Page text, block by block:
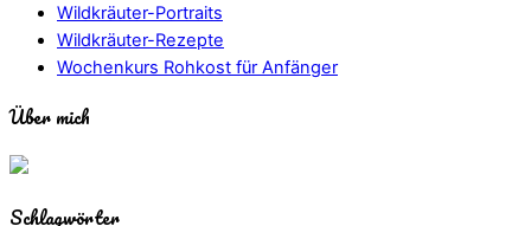
Wildkräuter-Portraits
Wildkräuter-Rezepte
Wochenkurs Rohkost für Anfänger
Über mich
Schlagwörter